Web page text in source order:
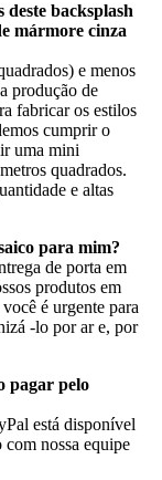
backsplash
mármore cinza
e menos
produção de
fabricar os estilos
cumprir o
uma mini
quadrados.
e altas
para mim?
de porta em
produtos em
é urgente para
-lo por ar e, por
pagar pelo
está disponível
com nossa equipe